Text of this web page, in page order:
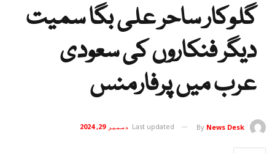
گلوکار ساحر علی بگا سمیت
دیگر فنکاروں کی سعودی
عرب میں پرفارمنس
By News Desk
Last updated دسمبر 29, 2024